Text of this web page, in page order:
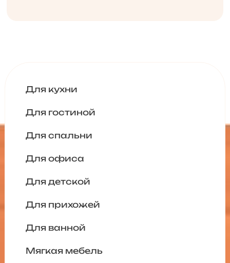
Для кухни
Для гостиной
Для спальни
Для офиса
Для детской
Для прихожей
Для ванной
Мягкая мебель